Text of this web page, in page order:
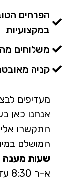
הפרחים
במקצועיות
משלוחים
קניה
מעדיפים
אנחנו כאן
התקשרו
המושלם
שעות מענה
א-ה 8:30 עד 18:00 ו' 8:00 עד 15:00